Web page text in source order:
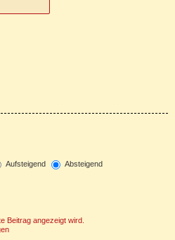
Aufsteigend
Absteigend
Beitrag angezeigt wird.